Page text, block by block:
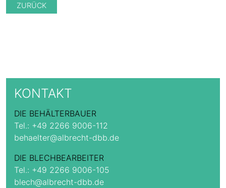
ZURÜCK
KONTAKT
DIE BEHÄLTERBAUER
Tel.: +49 2266 9006-112
behaelter@albrecht-dbb.de
DIE BLECHBEARBEITER
Tel.: +49 2266 9006-105
blech@albrecht-dbb.de